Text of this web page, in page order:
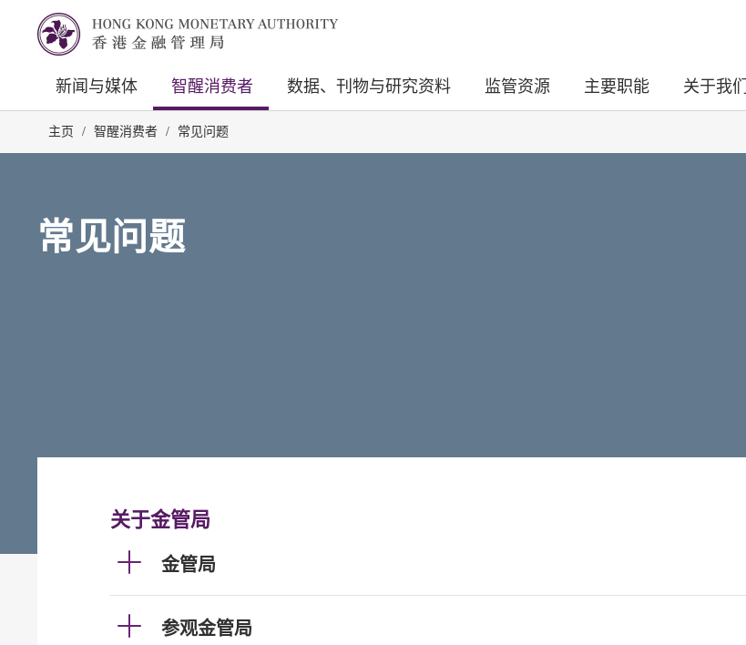
新闻与媒体 智醒消费者 数据、刊物与研究资料 监管资源 主要职能 关于我们
主页 / 智醒消费者 / 常见问题
常见问题
关于金管局
金管局
参观金管局